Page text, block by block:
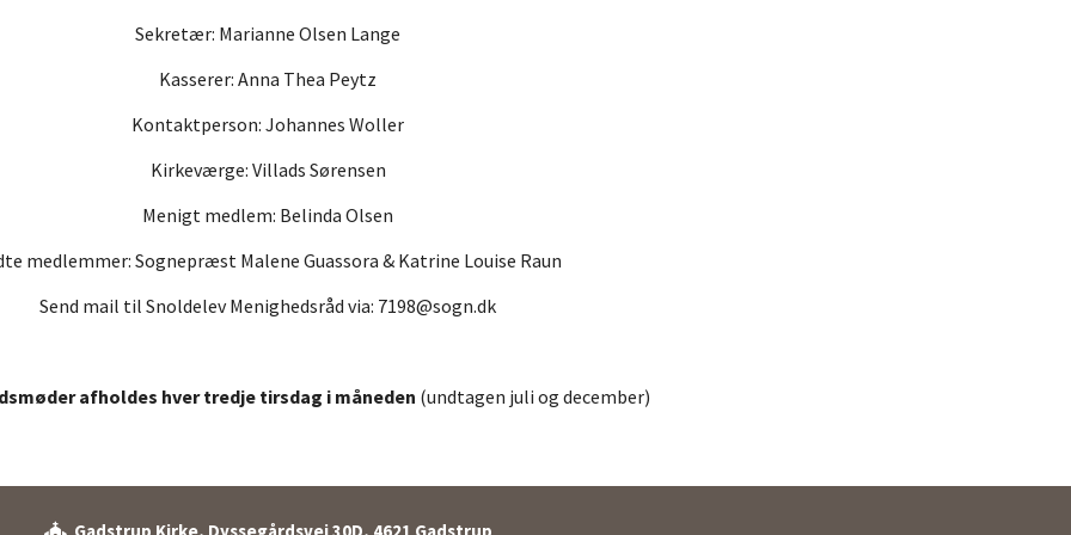
Sekretær: Marianne Olsen Lange
Kasserer: Anna Thea Peytz
Kontaktperson: Johannes Woller
Kirkeværge: Villads Sørensen
Menigt medlem: Belinda Olsen
medlemmer: Sognepræst Malene Guassora & Katrine Louise Raun
Send mail til Snoldelev Menighedsråd via: 7198@sogn.dk
afholdes hver tredje tirsdag i måneden (undtagen juli og december)
